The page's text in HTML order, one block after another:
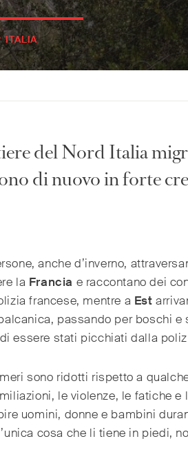
ITALIA
del Nord Italia
di nuovo in forte
anche d’inverno,
la Francia e raccontano dei
francese, mentre a Est
passando per boschi e
essere stati picchiati dalla
sono ridotti rispetto a
le violenze, le fatiche e
uomini, donne e bambini
cosa che li tiene in piedi,